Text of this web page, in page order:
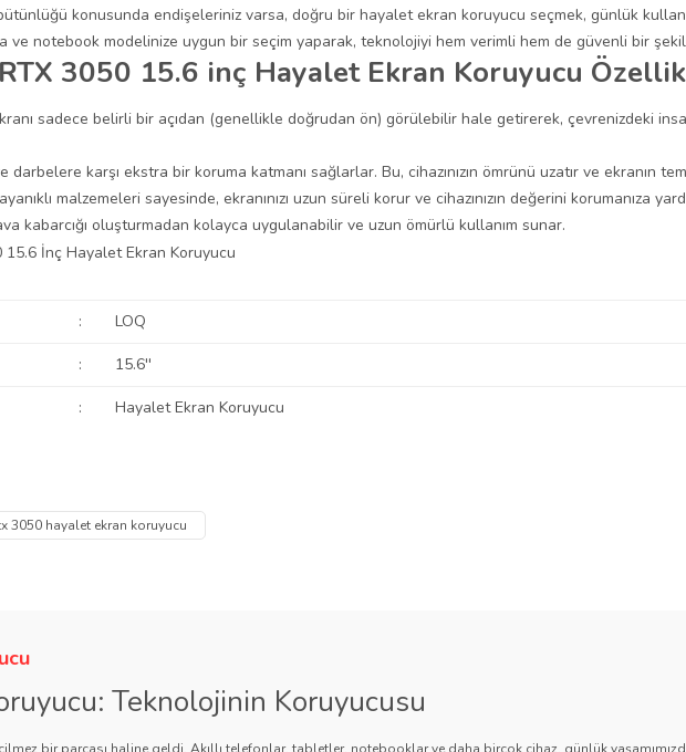
bütünlüğü konusunda endişeleriniz varsa, doğru bir hayalet ekran koruyucu seçmek, günlük
ve notebook modelinize uygun bir seçim yaparak, teknolojiyi hem verimli hem de güvenli bir
3050 15.6 inç Hayalet Ekran Koruyucu
Ekranı sadece belirli bir açıdan (genellikle doğrudan ön) görülebilir hale getirerek, çevrenizdeki
darbelere karşı ekstra bir koruma katmanı sağlarlar. Bu, cihazınızın ömrünü uzatır ve ekranın
malzemeleri sayesinde, ekranınızı uzun süreli korur ve cihazınızın değerini korumanıza
kabarcığı oluşturmadan kolayca uygulanabilir ve uzun ömürlü kullanım sunar.
: LOQ
: 15.6''
: Hayalet Ekran Koruyucu
ederiz.
bulunuyor.
daha pahalı.
3050 hayalet ekran koruyucu
Teknolojinin Koruyucusu
bir parçası haline geldi. Akıllı telefonlar, tabletler, notebooklar ve daha birçok cihaz, günlük